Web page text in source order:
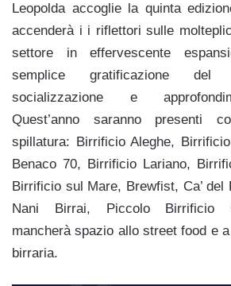
Leopolda accoglie la quinta
accenderà i i riflettori sulle
settore in effervescente
semplice gratificazione del
socializzazione e
Quest’anno saranno presenti
spillatura: Birrificio Aleghe,
Benaco 70, Birrificio Lariano,
Birrificio sul Mare, Brewfist, Ca’ del
Nani Birrai, Piccolo Birrificio
mancherà spazio allo street food e
birraria.